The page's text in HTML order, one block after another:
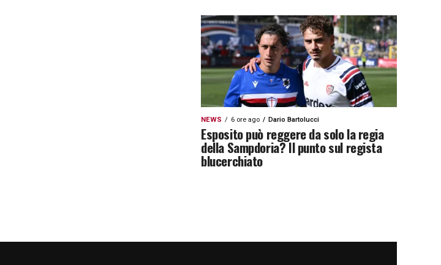
NEWS 6 ore ago Dario Bartolucci
Esposito può reggere da solo la regia
della Sampdoria? Il punto sul regista
blucerchiato